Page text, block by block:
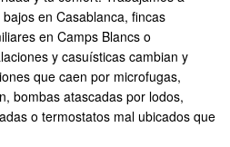
en Casablanca, fincas
en Camps Blancs o
y casuísticas cambian y
que caen por microfugas,
bombas atascadas por lodos,
o termostatos mal ubicados que